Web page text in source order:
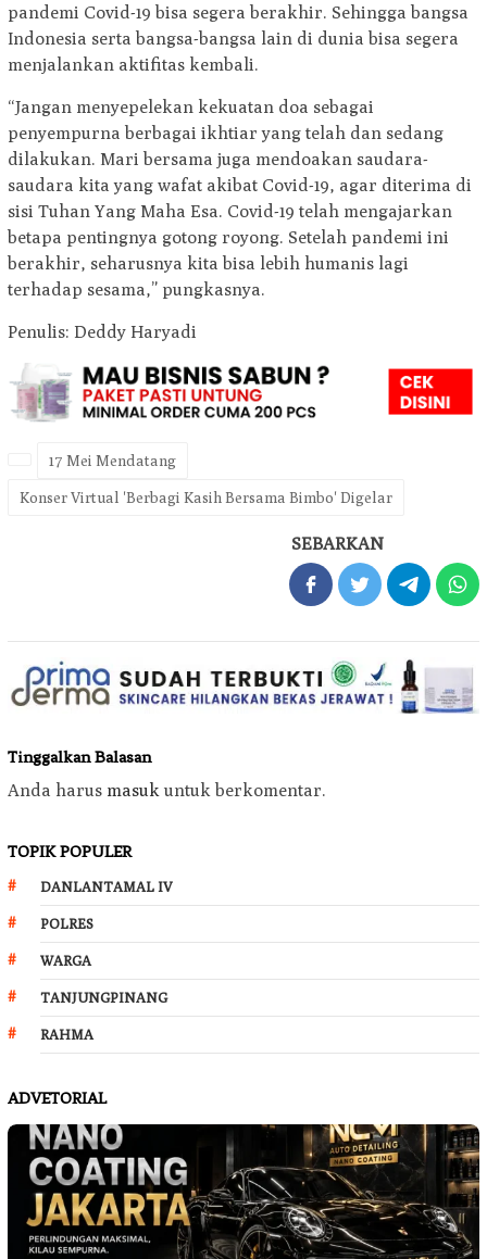
pandemi Covid-19 bisa segera berakhir. Sehingga bangsa
Indonesia serta bangsa-bangsa lain di dunia bisa segera
menjalankan aktifitas kembali.
“Jangan menyepelekan kekuatan doa sebagai
penyempurna berbagai ikhtiar yang telah dan sedang
dilakukan. Mari bersama juga mendoakan saudara-
saudara kita yang wafat akibat Covid-19, agar diterima di
sisi Tuhan Yang Maha Esa. Covid-19 telah mengajarkan
betapa pentingnya gotong royong. Setelah pandemi ini
berakhir, seharusnya kita bisa lebih humanis lagi
terhadap sesama,” pungkasnya.
Penulis: Deddy Haryadi
17 Mei Mendatang
Konser Virtual 'Berbagi Kasih Bersama Bimbo' Digelar
SEBARKAN
Tinggalkan Balasan
Anda harus masuk untuk berkomentar.
TOPIK POPULER
DANLANTAMAL IV
POLRES
WARGA
TANJUNGPINANG
RAHMA
ADVETORIAL